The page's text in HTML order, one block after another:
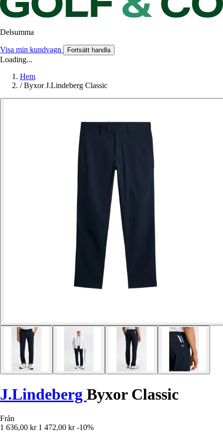
Delsumma
Visa min kundvagn Fortsätt handla
Loading...
Hem
/ Byxor J.Lindeberg Classic
J.Lindeberg Byxor Classic
Från
1 636,00 kr 1 472,00 kr -10%